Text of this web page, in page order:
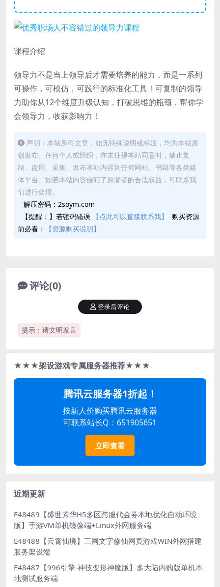
课程介绍
领导力不是当上领导后才需要培养的能力，而是一系列
可操作，可模仿，可践行的标准化工具！可复制的领导
力助你从12个维度升级认知，打破思维的瓶颈，帮你学
会领导力，收获影响力！
声明：本站所有文章，如无特殊说明或标注，均为本站原
创发布。任何个人或组织，在未征得本站同意时，禁止复
制、盗用、采集、发布本站内容到任何网站、书籍等各类媒
体平台。如若本站内容侵犯了原著者的合法权益，可联系我
们进行处理。
解压密码：2soym.com
【提醒：】若密码错误
【点此可以直接联系我】
购买资源
前必看：
【资源购买说明】
评论(0)
提示：请文明发言
登录后评论
★★★架设游戏专属服务器推荐★★★
腾讯云服务器1折起！
按新人价购买腾讯云服务器
可联系站长Q：651905651
立即查看
近期更新
E48489【盛世芳华H5多区跨服代金券本地优化自动环境
版】手游VM单机镜像端+Linux外网服务端
E48488【云霄仙境】三网文字修仙网页游戏WIN外网搭建
服务架设端
E48487【996引擎-神技变形神魔版】多大陆内购版单机本
地测试服务端